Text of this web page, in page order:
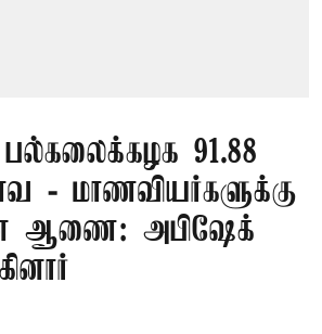
பல்கலைக்கழக 91.88
- மாணவியர்களுக்கு
ஆணை: அபிஷேக்